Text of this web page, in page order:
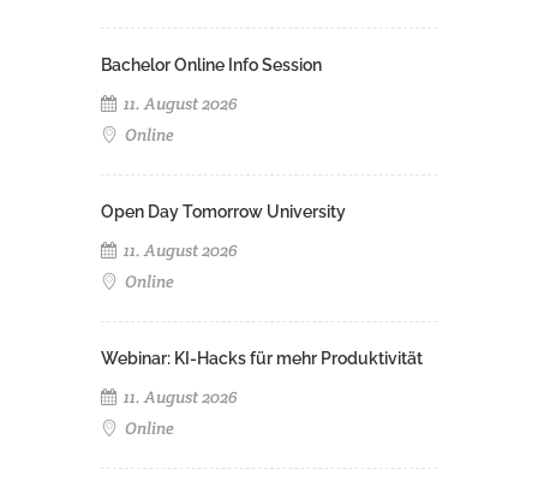
Bachelor Online Info Session
11. August 2026
Online
Open Day Tomorrow University
11. August 2026
Online
Webinar: KI-Hacks für mehr Produktivität
11. August 2026
Online